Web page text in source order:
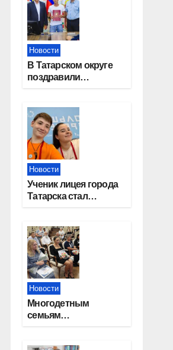
«СОЮЗ»
Новости
В Татарском округе
поздравили
отрасли
Новости
Ученик лицея города
Татарска стал
Новости
Многодетным
семьям